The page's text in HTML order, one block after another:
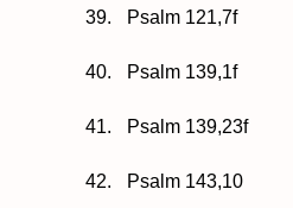
39.
Psalm 121,7f
40.
Psalm 139,1f
41.
Psalm 139,23f
42.
Psalm 143,10